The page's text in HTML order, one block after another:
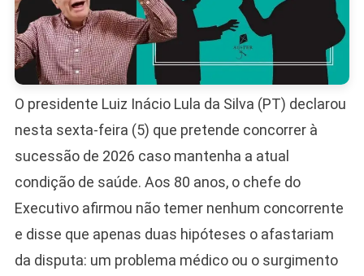
O presidente Luiz Inácio Lula da Silva (PT) declarou
nesta sexta-feira (5) que pretende concorrer à
sucessão de 2026 caso mantenha a atual
condição de saúde. Aos 80 anos, o chefe do
Executivo afirmou não temer nenhum concorrente
e disse que apenas duas hipóteses o afastariam
da disputa: um problema médico ou o surgimento